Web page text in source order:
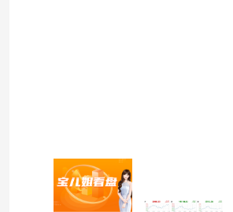
板块则出现获利回吐，多留意热
机会。 三大指数涨跌不一 今天
大指数集体低开后一度回升，随
上证综指午后顽强冲高收涨。个
585，红方占比超5成。 8月6日